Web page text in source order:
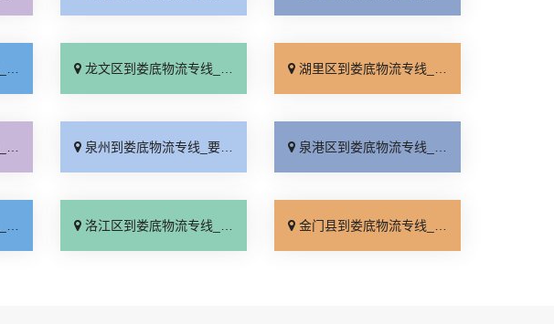
龙文区到娄底物流专线_诚信为先「急你所需」 湖里区到娄底物流专线_诚信为先「送货到门」
泉州到娄底物流专线_要几天到「物流拼车」 泉港区到娄底物流专线_放心物流「市县派送」
洛江区到娄底物流专线_天天发车「保证时效」 金门县到娄底物流专线_来电咨询「物流拼车」